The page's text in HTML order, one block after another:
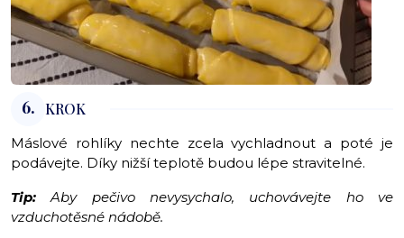
6. KROK
Máslové rohlíky nechte zcela vychladnout a poté je
podávejte. Díky nižší teplotě budou lépe stravitelné.
Tip: Aby pečivo nevysychalo, uchovávejte ho ve
vzduchotěsné nádobě.